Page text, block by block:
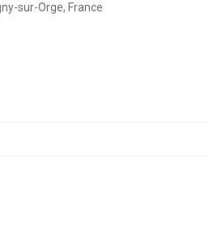
sur-Orge, France